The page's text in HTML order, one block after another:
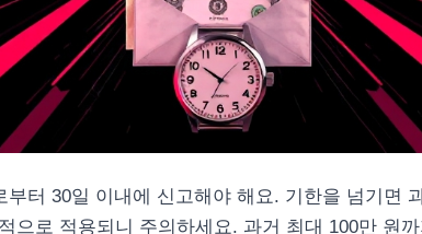
부터 30일 이내에 신고해야 해요. 기한을 넘기면
으로 적용되니 주의하세요. 과거 최대 100만 원